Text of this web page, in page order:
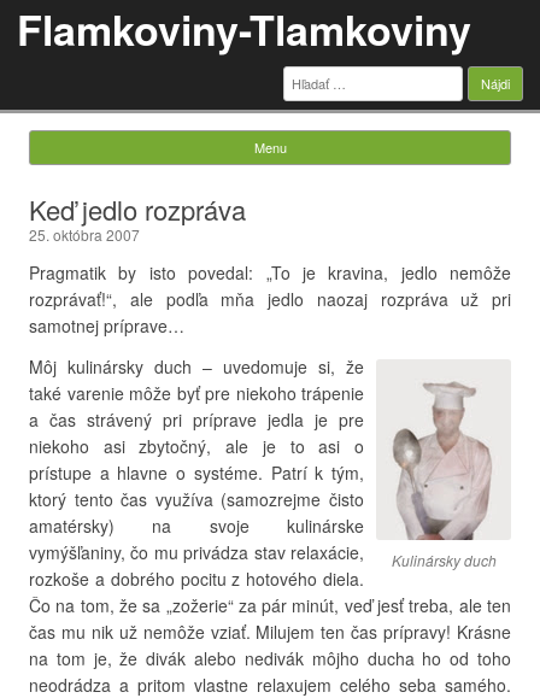
Flamkoviny-Tlamkoviny
Hľadať:
Menu
Keď jedlo rozpráva
25. októbra 2007
Pragmatik by isto povedal: „To je kravina, jedlo nemôže
rozprávať!“, ale podľa mňa jedlo naozaj rozpráva už pri
samotnej príprave…
Kulinársky duch
Môj kulinársky duch – uvedomuje si, že
také varenie môže byť pre niekoho trápenie
a čas strávený pri príprave jedla je pre
niekoho asi zbytočný, ale je to asi o
prístupe a hlavne o systéme. Patrí k tým,
ktorý tento čas využíva (samozrejme čisto
amatérsky) na svoje kulinárske
vymýšľaniny, čo mu privádza stav relaxácie,
rozkoše a dobrého pocitu z hotového diela.
Čo na tom, že sa „zožerie“ za pár minút, veď jesť treba, ale ten
čas mu nik už nemôže vziať. Milujem ten čas prípravy! Krásne
na tom je, že divák alebo nedivák môjho ducha ho od toho
neodrádza a pritom vlastne relaxujem celého seba samého.